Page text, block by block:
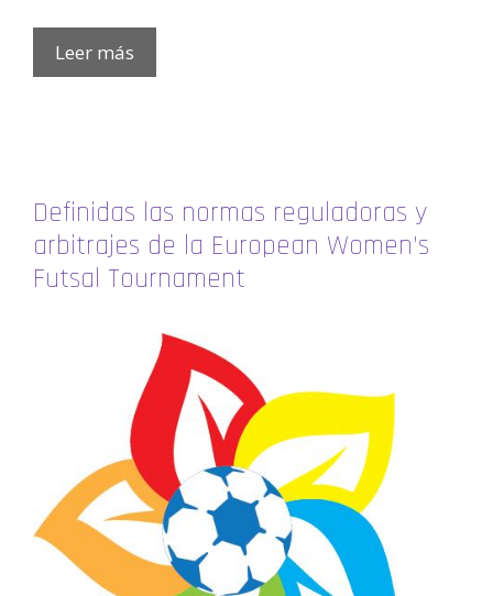
Leer más
Definidas las normas reguladoras y
arbitrajes de la European Women’s
Futsal Tournament